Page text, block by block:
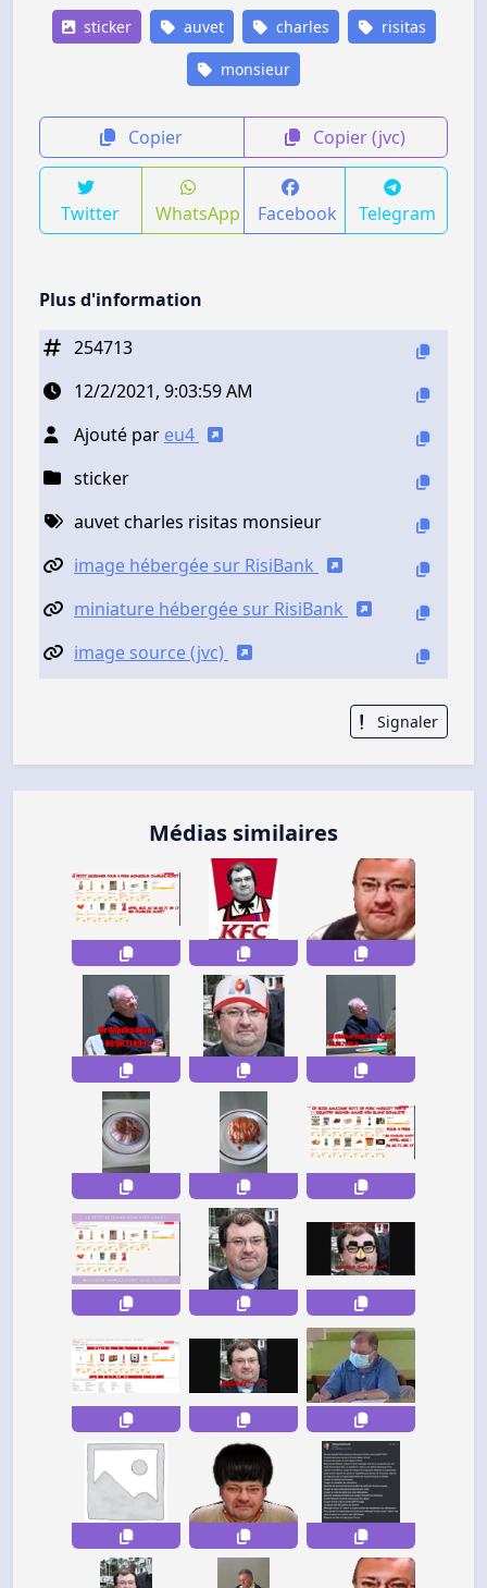
sticker auvet charles risitas
monsieur
Copier Copier (jvc)
Twitter WhatsApp Facebook Telegram
Plus d'information
254713
12/2/2021, 9:03:59 AM
Ajouté par eu4
sticker
auvet charles risitas monsieur
image hébergée sur RisiBank
miniature hébergée sur RisiBank
image source (jvc)
Signaler
Médias similaires